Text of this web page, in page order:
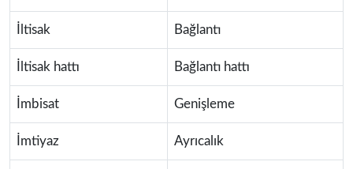
İltisak Bağlantı
İltisak hattı Bağlantı hattı
İmbisat Genişleme
İmtiyaz Ayrıcalık